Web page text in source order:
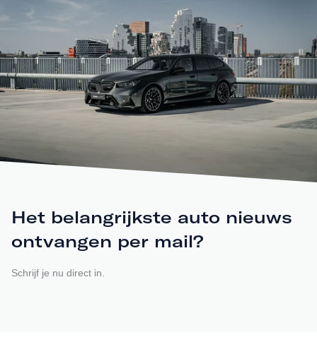
Het belangrijkste auto nieuws
ontvangen per mail?
Schrijf je nu direct in.